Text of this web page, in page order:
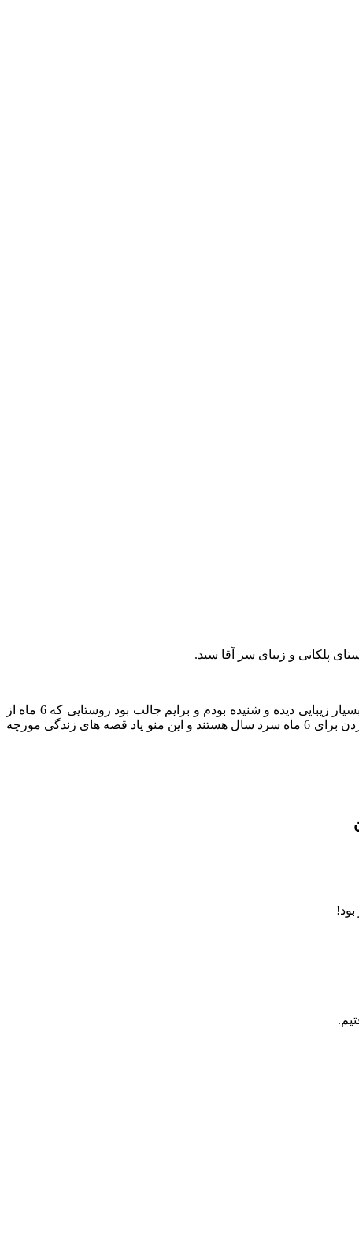
پلکانی و زیبای سر آقا سید.
از خمین و محلات و گلپایگان و خوانسار گذشتیم و دیدن کردیم تا به شهرکرد و کوهرنگ برسیم و به دیدن این روستای زیبا برویم که از آن بسیار زیبایی دیده و شنیده بودم و برایم جالب بود روستایی که 6 ماه از
سال را زیر برف است و تمام راه های آن به شهرهای اطراف بسته می شود و مردم در 6 ماه گرم سال مشغول جمع آوری آذوقه و انبار کردن برای 6 ماه سرد سال هستند و این منو یاد قصه های زندگی مورچه